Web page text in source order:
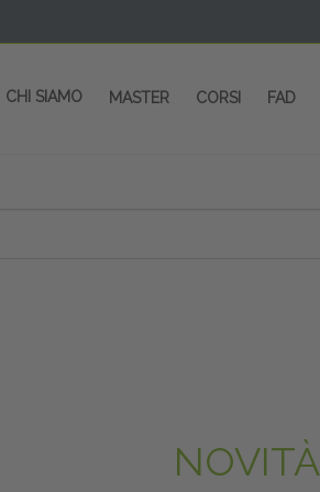
CHI SIAMO MASTER CORSI FAD
NOVITÀ